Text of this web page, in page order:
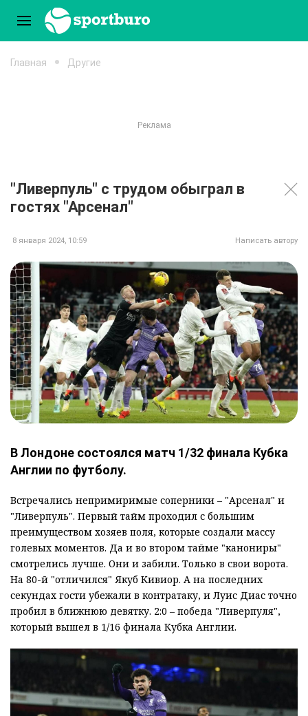
Главная Другие
"Ливерпуль" с трудом обыграл в
гостях "Арсенал"
8 января 2024, 10:59 Написать автору
В Лондоне состоялся матч 1/32 финала Кубка
Англии по футболу.
Встречались непримиримые соперники – "Арсенал" и
"Ливерпуль". Первый тайм проходил с большим
преимуществом хозяев поля, которые создали массу
голевых моментов. Да и во втором тайме "канониры"
смотрелись лучше. Они и забили. Только в свои ворота.
На 80-й "отличился" Якуб Кивиор. А на последних
секундах гости убежали в контратаку, и Луис Диас точно
пробил в ближнюю девятку. 2:0 – победа "Ливерпуля",
который вышел в 1/16 финала Кубка Англии.